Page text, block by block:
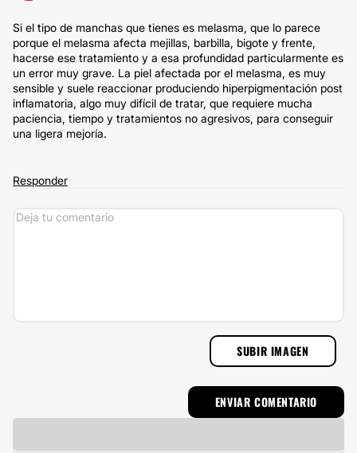
Si el tipo de manchas que tienes es melasma, que lo parece
porque el melasma afecta mejillas, barbilla, bigote y frente,
hacerse ese tratamiento y a esa profundidad particularmente es
un error muy grave. La piel afectada por el melasma, es muy
sensible y suele reaccionar produciendo hiperpigmentación post
inflamatoria, algo muy difícil de tratar, que requiere mucha
paciencia, tiempo y tratamientos no agresivos, para conseguir
una ligera mejoría.
Responder
SUBIR IMAGEN